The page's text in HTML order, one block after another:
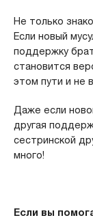
Не только
Если новый
поддержку
становится
этом пути и не
Даже если
другая
сестринской
много!
Если вы